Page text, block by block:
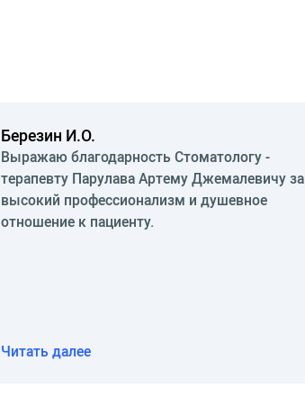
Березин И.О.
Выражаю благодарность Стоматологу -
терапевту Парулава Артему Джемалевичу за
высокий профессионализм и душевное
отношение к пациенту.
Читать далее